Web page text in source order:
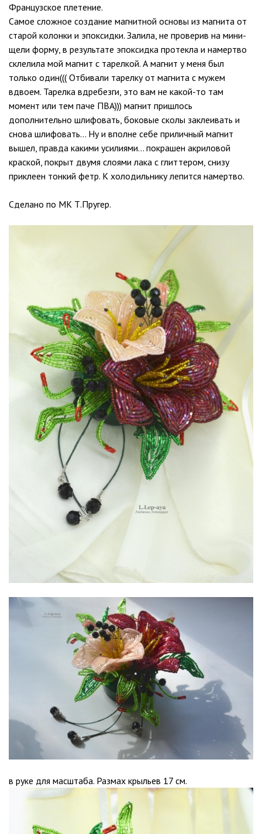
Французское плетение.
Самое сложное создание магнитной основы из магнита от
старой колонки и эпоксидки. Залила, не проверив на мини-
щели форму, в результате эпоксидка протекла и намертво
склелила мой магнит с тарелкой. А магнит у меня был
только один((( Отбивали тарелку от магнита с мужем
вдвоем. Тарелка вдребезги, это вам не какой-то там
момент или тем паче ПВА))) магнит пришлось
дополнительно шлифовать, боковые сколы заклеивать и
снова шлифовать… Ну и вполне себе приличный магнит
вышел, правда какими усилиями… покрашен акриловой
краской, покрыт двумя слоями лака с глиттером, снизу
приклеен тонкий фетр. К холодильнику лепится намертво.
Сделано по МК Т.Пругер.
в руке для масштаба. Размах крыльев 17 см.